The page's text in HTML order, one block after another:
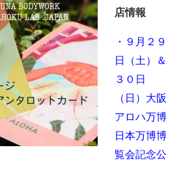
店情報
・９月２９
日（土）＆
３０日
（日）大阪
アロハ万博
日本万博博
覧会記念公